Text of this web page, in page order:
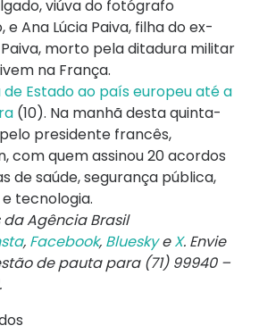
viúva do fotógrafo
e Ana Lúcia Paiva, filha do ex-
morto pela ditadura militar
na França.
de Estado ao país europeu até a
(10). Na manhã desta quinta-
presidente francês,
com quem assinou 20 acordos
de saúde, segurança pública,
tecnologia.
Agência Brasil
, Facebook, BlueskyeX. Envie
de pauta para (71) 99940 –